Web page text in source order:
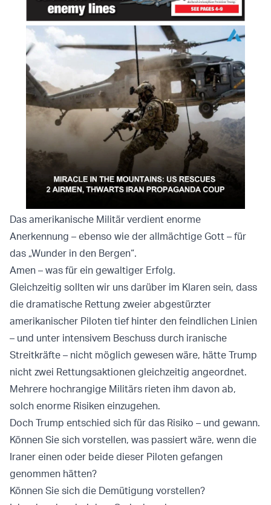
Das amerikanische Militär verdient enorme
Anerkennung – ebenso wie der allmächtige Gott – für
das „Wunder in den Bergen“.
Amen – was für ein gewaltiger Erfolg.
Gleichzeitig sollten wir uns darüber im Klaren sein, dass
die dramatische Rettung zweier abgestürzter
amerikanischer Piloten tief hinter den feindlichen Linien
– und unter intensivem Beschuss durch iranische
Streitkräfte – nicht möglich gewesen wäre, hätte Trump
nicht zwei Rettungsaktionen gleichzeitig angeordnet.
Mehrere hochrangige Militärs rieten ihm davon ab,
solch enorme Risiken einzugehen.
Doch Trump entschied sich für das Risiko – und gewann.
Können Sie sich vorstellen, was passiert wäre, wenn die
Iraner einen oder beide dieser Piloten gefangen
genommen hätten?
Können Sie sich die Demütigung vorstellen?